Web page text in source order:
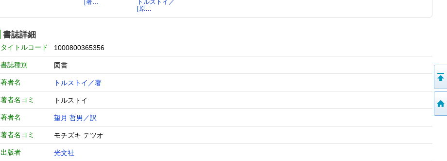
[著…
トルストイ／
[原…
書誌詳細
タイトルコード 1000800365356
書誌種別 図書
著者名 トルストイ／著
著者名ヨミ トルストイ
著者名 望月 哲男／訳
著者名ヨミ モチズキ テツオ
出版者 光文社